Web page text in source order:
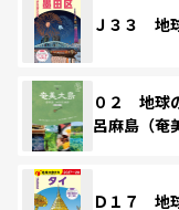
Ｊ３３ 地
０２ 地球
呂麻島（
Ｄ１７ 地